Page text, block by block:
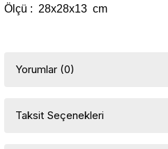
Ölçü : 28x28x13 cm
Yorumlar (0)
Taksit Seçenekleri